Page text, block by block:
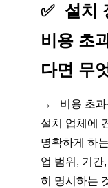
✅ 설치
비용 초
다면 무
→
비용 초
설치 업체에
명확하게 하
업 범위, 기간
히 명시하는